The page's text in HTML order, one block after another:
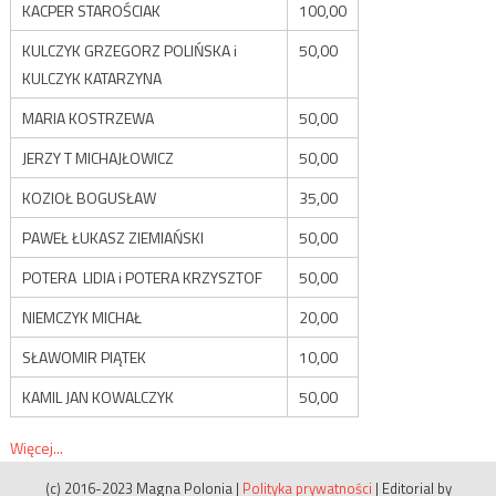
KACPER STAROŚCIAK
100,00
KULCZYK GRZEGORZ POLIŃSKA i
KULCZYK KATARZYNA
50,00
MARIA KOSTRZEWA
50,00
JERZY T MICHAJŁOWICZ
50,00
KOZIOŁ BOGUSŁAW
35,00
PAWEŁ ŁUKASZ ZIEMIAŃSKI
50,00
POTERA LIDIA i POTERA KRZYSZTOF
50,00
NIEMCZYK MICHAŁ
20,00
SŁAWOMIR PIĄTEK
10,00
KAMIL JAN KOWALCZYK
50,00
Więcej...
(c) 2016-2023 Magna Polonia | Polityka prywatności | Editorial by